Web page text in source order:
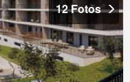
12 Fotos